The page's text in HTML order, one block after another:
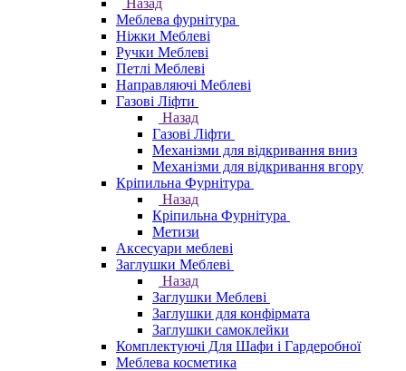
Назад
Меблева фурнітура
Ніжки Меблеві
Ручки Меблеві
Петлі Меблеві
Направляючі Меблеві
Газові Ліфти
Назад
Газові Ліфти
Механізми для відкривання вниз
Механізми для відкривання вгору
Кріпильна Фурнітура
Назад
Кріпильна Фурнітура
Метизи
Аксесуари меблеві
Заглушки Меблеві
Назад
Заглушки Меблеві
Заглушки для конфірмата
Заглушки самоклейки
Комплектуючі Для Шафи і Гардеробної
Меблева косметика